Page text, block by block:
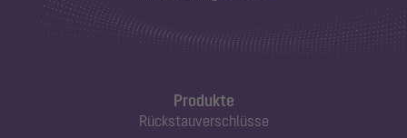
Produkte
Rückstauverschlüsse